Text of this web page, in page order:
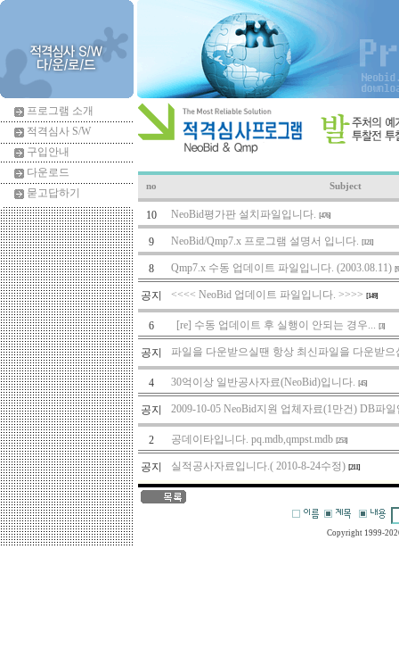
프로그램 소개
적격심사 S/W
구입안내
다운로드
묻고답하기
no Subject
10 NeoBid평가판 설치파일입니다. [476]
9 NeoBid/Qmp7.x 프로그램 설명서 입니다. [121]
8 Qmp7.x 수동 업데이트 파일입니다. (2003.08.11)
공지 <<<< NeoBid 업데이트 파일입니다. >>>> [149]
6 [re] 수동 업데이트 후 실행이 안되는 경우... [3]
공지 파일을 다운받으실땐 항상 최신파일을 다운받으
4 30억이상 일반공사자료(NeoBid)입니다. [45]
공지 2009-10-05 NeoBid지원 업체자료(1만건) DB파
2 공데이타입니다. pq.mdb,qmpst.mdb [253]
공지 실적공사자료입니다.( 2010-8-24수정) [211]
Copyright 1999-